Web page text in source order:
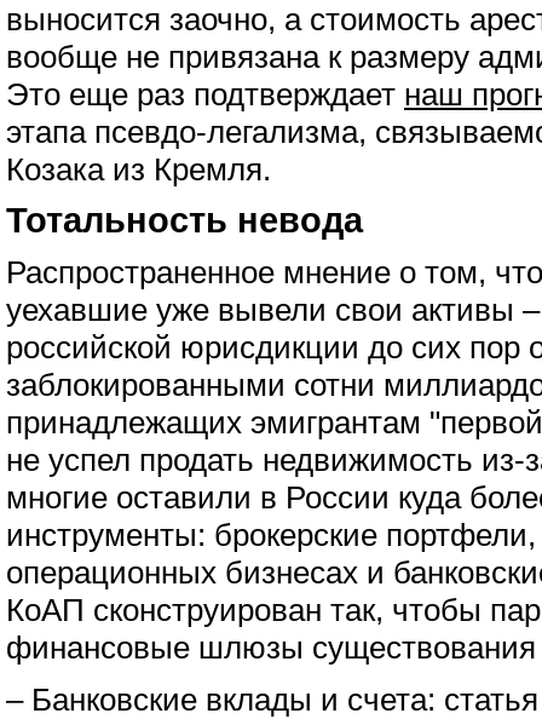
выносится заочно, а стоимость
вообще не привязана к размеру
Это еще раз подтверждает наш
этапа псевдо-легализма,
Козака из Кремля.
Тотальность невода
Распространенное мнение о том,
уехавшие уже вывели свои активы
российской юрисдикции до сих пор
заблокированными сотни
принадлежащих эмигрантам
не успел продать недвижимость из-
многие оставили в России куда
инструменты: брокерские
операционных бизнесах и
КоАП сконструирован так, чтобы
финансовые шлюзы существования
– Банковские вклады и счета: